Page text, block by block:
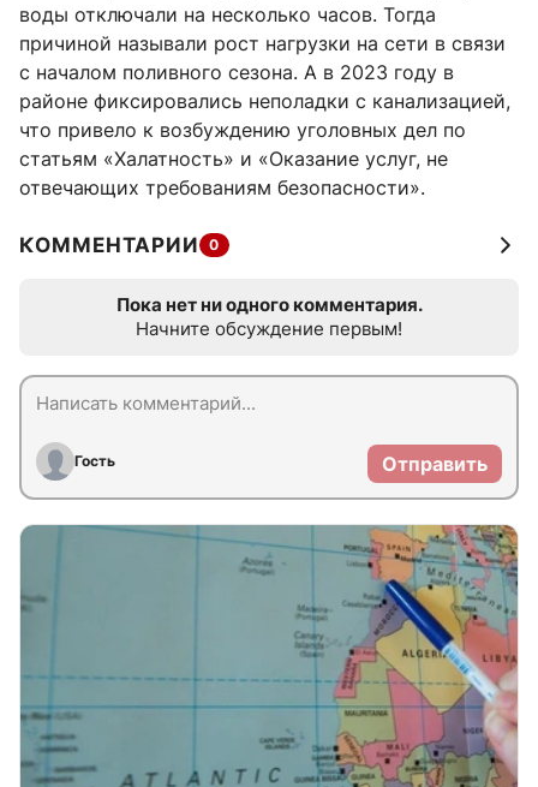
воды отключали на несколько часов. Тогда
причиной называли рост нагрузки на сети в связи
с началом поливного сезона. А в 2023 году в
районе фиксировались неполадки с канализацией,
что привело к возбуждению уголовных дел по
статьям «Халатность» и «Оказание услуг, не
отвечающих требованиям безопасности».
КОММЕНТАРИИ 0
Пока нет ни одного комментария.
Начните обсуждение первым!
Гость Отправить